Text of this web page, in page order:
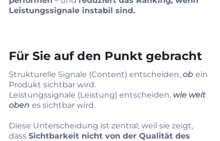
Leistungssignale instabil sind.
Für Sie auf den Punkt gebracht
Strukturelle Signale (Content) entscheiden, ob ein
Produkt sichtbar wird.
Leistungssignale (Leistung) entscheiden, wie weit
oben es sichtbar wird.
Diese Unterscheidung ist zentral, weil sie zeigt,
dass Sichtbarkeit nicht von der Qualität des